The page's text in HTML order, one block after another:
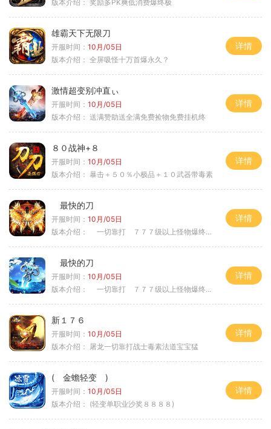
版本介绍： 奖励多PK爽低消费爆终极
雄霸天下无限刀
开服时间： 10月/05日
版本介绍： 全屏吸怪十万首爆永久？
详情
激情超变别冲直ぃ
开服时间： 10月/05日
版本介绍： 送满赞助送全满免费捡物免费挂机终
详情
８０战神+８
开服时间： 10月/05日
版本介绍： 暴击＋５０％小极品＋１０武器带毒素
详情
最快的刀
开服时间： 10月/05日
版本介绍：
一切靠打 ７７７级以上怪物爆终极
详情
最快的刀
开服时间： 10月/05日
版本介绍：
一切靠打 ７７７级以上怪物爆终极
详情
新１７６
开服时间： 10月/05日
版本介绍： 屠龙一切靠打战士毒素法道宝宝猛
详情
( 金蟾轻变 )
开服时间： 10月/05日
版本介绍： (轻变单职业沙奖８８８８)
详情